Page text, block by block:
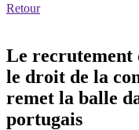
Retour
Le recrutement
le droit de la
remet la balle
portugais